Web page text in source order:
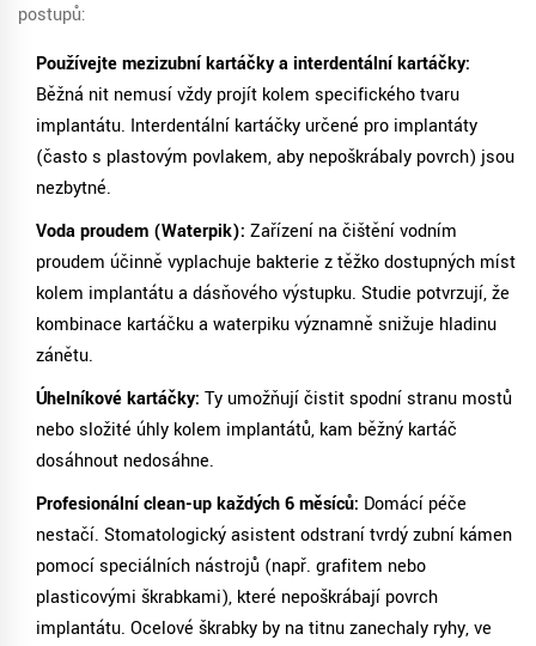
postupů:
Používejte mezizubní kartáčky a interdentální kartáčky:
Běžná nit nemusí vždy projít kolem specifického tvaru
implantátu. Interdentální kartáčky určené pro implantáty
(často s plastovým povlakem, aby nepoškrábaly povrch) jsou
nezbytné.
Voda proudem (Waterpik): Zařízení na čištění vodním
proudem účinně vyplachuje bakterie z těžko dostupných míst
kolem implantátu a dásňového výstupku. Studie potvrzují, že
kombinace kartáčku a waterpiku významně snižuje hladinu
zánětu.
Úhelníkové kartáčky: Ty umožňují čistit spodní stranu mostů
nebo složité úhly kolem implantátů, kam běžný kartáč
dosáhnout nedosáhne.
Profesionální clean-up každých 6 měsíců: Domácí péče
nestačí. Stomatologický asistent odstraní tvrdý zubní kámen
pomocí speciálních nástrojů (např. grafitem nebo
plasticovými škrabkami), které nepoškrábají povrch
implantátu. Ocelové škrabky by na titnu zanechaly ryhy, ve